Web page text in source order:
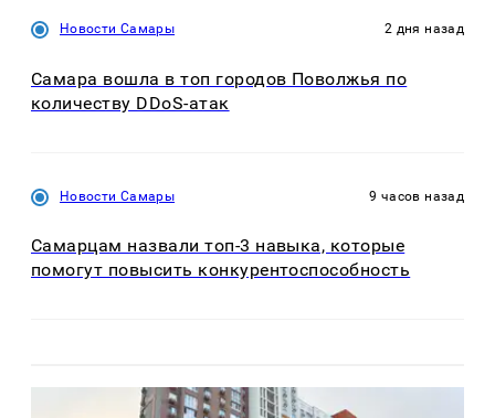
Новости Самары 2 дня назад
Самара вошла в топ городов Поволжья по
количеству DDoS-атак
Новости Самары 9 часов назад
Самарцам назвали топ-3 навыка, которые
помогут повысить конкурентоспособность